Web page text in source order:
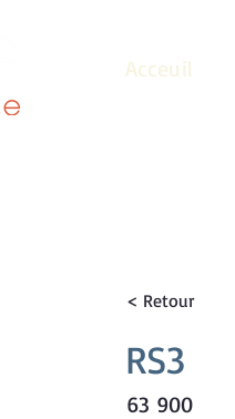
Acceuil
< Retour
RS3
63 900